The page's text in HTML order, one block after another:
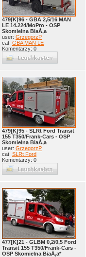
479[K]96 - GBA 2,5/16 MAN
LE 14.224/MoPro - OSP
Skomielna BiaÅ‚a
user: GrzegorzP
cat: GBA MAN LE
Komentarzy: 0
479[K]95 - SLRt Ford Transit
155 T350/Frank-Cars - OSP
Skomielna BiaÅ‚a
user: GrzegorzP
cat: SLRt Ford
Komentarzy: 0
477[K]21 - GLBM 0,2/0,5 Ford
Transit 155 T350/Frank-Cars -
OSP Skomielna BiaÅ‚a*